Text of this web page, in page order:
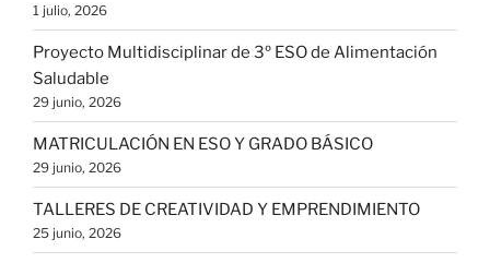
1 julio, 2026
Proyecto Multidisciplinar de 3º ESO de Alimentación
Saludable
29 junio, 2026
MATRICULACIÓN EN ESO Y GRADO BÁSICO
29 junio, 2026
TALLERES DE CREATIVIDAD Y EMPRENDIMIENTO
25 junio, 2026